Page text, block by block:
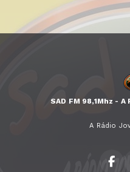
SAD FM 98,1Mhz -
A Rádio